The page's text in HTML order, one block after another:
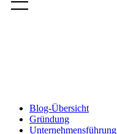
Blog-Übersicht
Gründung
Unternehmensführung